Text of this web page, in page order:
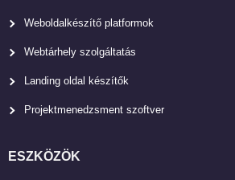
Weboldalkészítő platformok
Webtárhely szolgáltatás
Landing oldal készítők
Projektmenedzsment szoftver
ESZKÖZÖK